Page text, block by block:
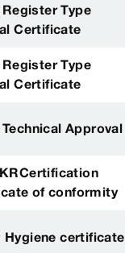
Register Type
Certificate
Register Type
Certificate
Technical Approval
of conformity
Hygiene certificate